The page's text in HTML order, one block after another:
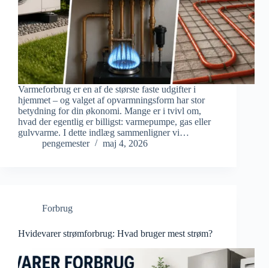
Varmeforbrug er en af de største faste udgifter i
hjemmet – og valget af opvarmningsform har stor
betydning for din økonomi. Mange er i tvivl om,
hvad der egentlig er billigst: varmepumpe, gas eller
gulvvarme. I dette indlæg sammenligner vi…
pengemester
maj 4, 2026
Forbrug
Hvidevarer strømforbrug: Hvad bruger mest strøm?